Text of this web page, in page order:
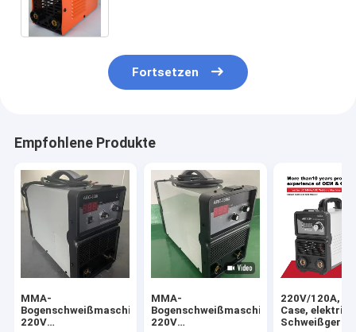
Fortsetzen
Empfohlene Produkte
MMA-
Bogenschweißmaschine
220V
MMA-
Bogenschweißmaschine
220V
220V/120A,
Case,
Schweißgerät